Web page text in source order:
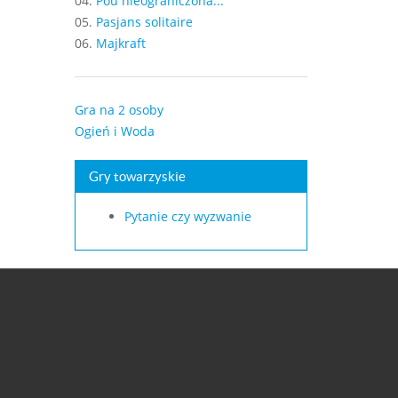
05. Pasjans solitaire
06. Majkraft
Gra na 2 osoby
Ogień i Woda
Gry towarzyskie
Pytanie czy wyzwanie